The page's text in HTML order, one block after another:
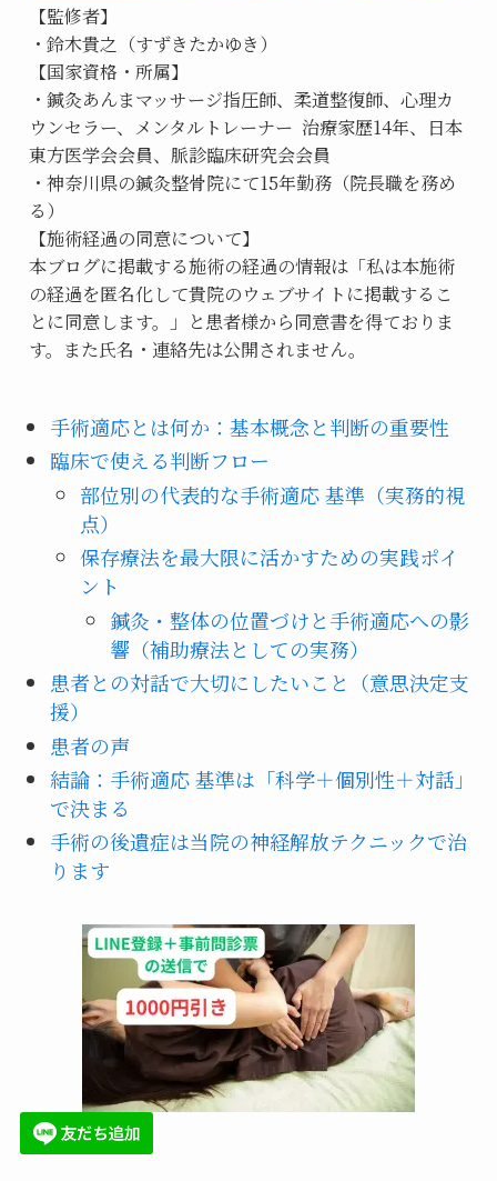
【監修者】
・鈴木貴之（すずきたかゆき）
【国家資格・所属】
・鍼灸あんまマッサージ指圧師、柔道整復師、心理カ
ウンセラー、メンタルトレーナー  治療家歴14年、日本
東方医学会会員、脈診臨床研究会会員
・神奈川県の鍼灸整骨院にて15年勤務（院長職を務め
る）
【施術経過の同意について】
本ブログに掲載する施術の経過の情報は「私は本施術
の経過を匿名化して貴院のウェブサイトに掲載するこ
とに同意します。」と患者様から同意書を得ておりま
す。また氏名・連絡先は公開されません。
手術適応とは何か：基本概念と判断の重要性
臨床で使える判断フロー
部位別の代表的な手術適応 基準（実務的視
点）
保存療法を最大限に活かすための実践ポイ
ント
鍼灸・整体の位置づけと手術適応への影
響（補助療法としての実務）
患者との対話で大切にしたいこと（意思決定支
援）
患者の声
結論：手術適応 基準は「科学＋個別性＋対話」
で決まる
手術の後遺症は当院の神経解放テクニックで治
ります